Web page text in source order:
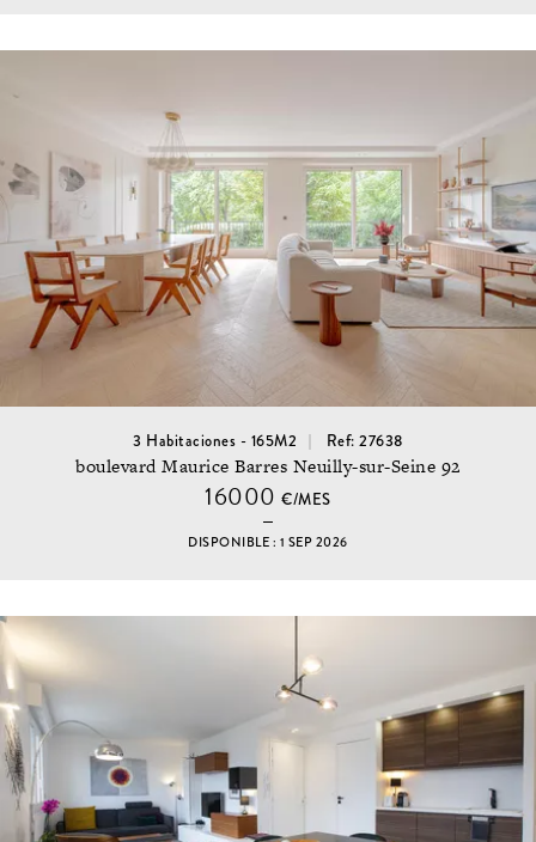
3 Habitaciones - 165M2 Ref: 27638
boulevard Maurice Barres Neuilly-sur-Seine 92
16000€/MES
DISPONIBLE : 1 SEP 2026